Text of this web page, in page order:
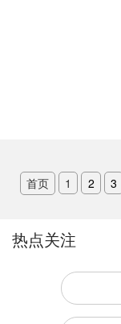
首页 1 2 3
热点关注